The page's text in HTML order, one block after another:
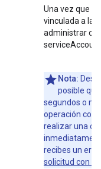
Una vez que
vinculada a la
administrar
Nota:
posible
segundos o
operación con
realizar una
recibes un
solicitud con